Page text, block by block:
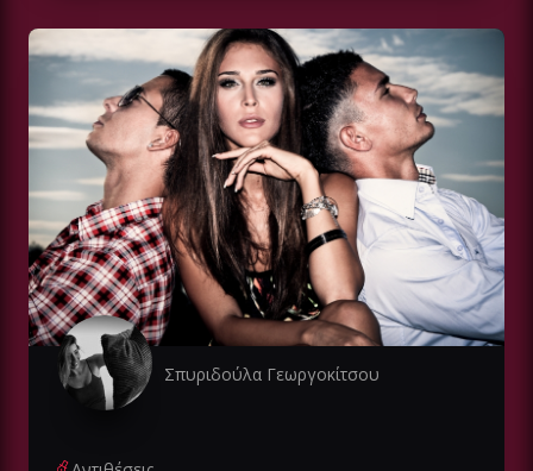
Σπυριδούλα Γεωργοκίτσου